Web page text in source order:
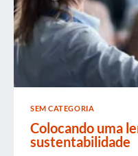
SEM CATEGORIA
Colocando uma
sustentabilidade